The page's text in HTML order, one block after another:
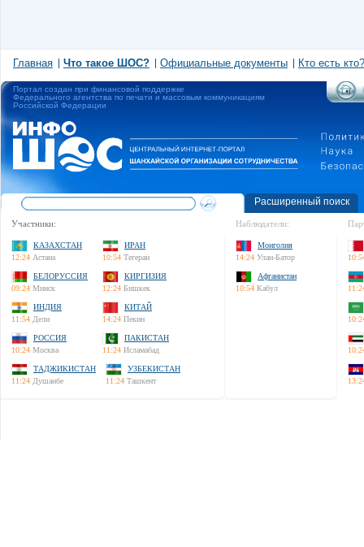
Главная Что такое ШОС? Официальные документы Кто есть кто?
Портал создан при финансовой поддержке
Федерального агентства по печати и массовым коммуникациям
Российской Федерации
Расширенный поиск
Участники:
КАЗАХСТАН
12:24 Астана
ИРАН
10:54 Тегеран
БЕЛОРУССИЯ
09:24 Минск
КИРГИЗИЯ
12:24 Бишкек
ИНДИЯ
11:54 Дели
КИТАЙ
14:24 Пекин
РОССИЯ
10:24 Москва
ПАКИСТАН
11:24 Исламабад
ТАДЖИКИСТАН
11:24 Душанбе
УЗБЕКИСТАН
11:24 Ташкент
Наблюдатели:
Монголия
14:24 Улан-Батор
Афганистан
10:54 Кабул